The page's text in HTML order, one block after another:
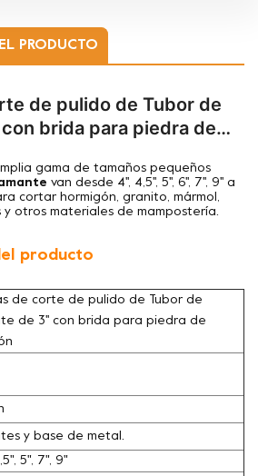
PRODUCTO
de pulido de Tubor de
brida para piedra de
gama de tamaños pequeños
van desde 4'', 4,5'', 5'', 6'', 7'', 9'' a
cortar hormigón, granito, mármol,
y otros materiales de mampostería.
producto
de corte de pulido de Tubor de
de 3'' con brida para piedra de
y base de metal.
5", 7", 9"